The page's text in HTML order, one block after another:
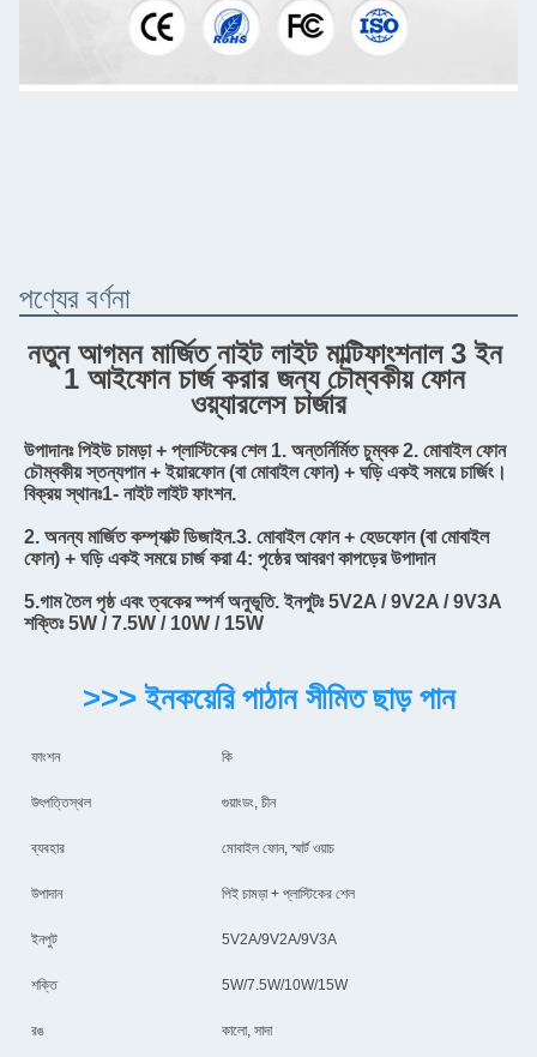
পণ্যের বর্ণনা
নতুন আগমন মার্জিত নাইট লাইট মাল্টিফাংশনাল 3 ইন
1 আইফোন চার্জ করার জন্য চৌম্বকীয় ফোন
ওয়্যারলেস চার্জার
উপাদানঃ পিইউ চামড়া + প্লাস্টিকের শেল 1. অন্তর্নির্মিত চুম্বক 2. মোবাইল ফোন
চৌম্বকীয় স্তন্যপান + ইয়ারফোন (বা মোবাইল ফোন) + ঘড়ি একই সময়ে চার্জিং।
বিক্রয় স্থানঃ1- নাইট লাইট ফাংশন.
2. অনন্য মার্জিত কম্প্যাক্ট ডিজাইন.3. মোবাইল ফোন + হেডফোন (বা মোবাইল
ফোন) + ঘড়ি একই সময়ে চার্জ করা 4: পৃষ্ঠের আবরণ কাপড়ের উপাদান
5.গাম তৈল পৃষ্ঠ এবং ত্বকের স্পর্শ অনুভূতি. ইনপুটঃ 5V2A / 9V2A / 9V3A
শক্তিঃ 5W / 7.5W / 10W / 15W
>>> ইনকয়েরি পাঠান সীমিত ছাড় পান
ফাংশন কি
উৎপত্তিস্থল গুয়াংডং, চীন
ব্যবহার মোবাইল ফোন, স্মার্ট ওয়াচ
উপাদান পিই চামড়া + প্লাস্টিকের শেল
ইনপুট 5V2A/9V2A/9V3A
শক্তি 5W/7.5W/10W/15W
রঙ কালো, সাদা